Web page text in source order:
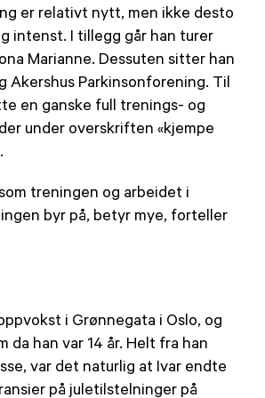
er relativt nytt, men ikke desto
intenst. I tillegg går han turer
Marianne. Dessuten sitter han
Akershus Parkinsonforening. Til
en ganske full trenings- og
under overskriften «kjempe
treningen og arbeidet i
byr på, betyr mye, forteller
i Grønnegata i Oslo, og
han var 14 år. Helt fra han
var det naturlig at Ivar endte
på juletilstelninger på